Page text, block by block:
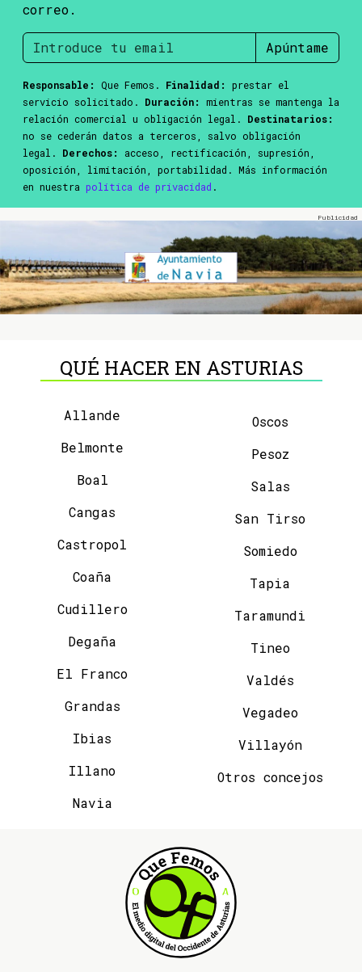
correo.
Apúntame
Responsable: Que Femos. Finalidad:
prestar el
servicio solicitado. Duración:
mientras se mantenga la
relación comercial u obligación legal. Destinatarios:
no se cederán datos a terceros, salvo obligación
legal. Derechos:
acceso, rectificación, supresión,
oposición, limitación, portabilidad. Más información
en nuestra política de privacidad .
QUÉ HACER EN ASTURIAS
Allande
Belmonte
Boal
Cangas
Castropol
Coaña
Cudillero
Degaña
El Franco
Grandas
Ibias
Illano
Navia
Oscos
Pesoz
Salas
San Tirso
Somiedo
Tapia
Taramundi
Tineo
Valdés
Vegadeo
Villayón
Otros concejos